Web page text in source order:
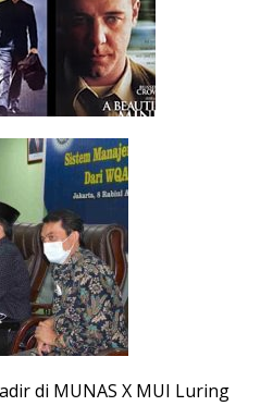
di MUNAS X MUI Luring